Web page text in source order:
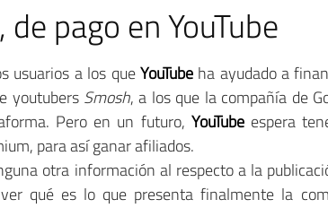
pago en YouTube
usuarios a los queYouTubeha ayudado a
youtubers Smosh, a los que la compañía de
Pero en un futuro, YouTubeespera
para así ganar afiliados.
otra información al respecto a la
qué es lo que presenta finalmente la